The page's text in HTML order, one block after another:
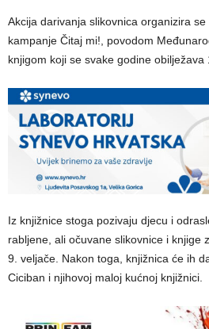
Akcija darivanja slikovnica organizira
kampanje Čitaj mi!, povodom
knjigom koji se svake godine obilježava
Iz knjižnice stoga pozivaju djecu i
rabljene, ali očuvane slikovnice i knjige
9. veljače. Nakon toga, knjižnica će ih
Ciciban i njihovoj maloj kućnoj knjižnici.